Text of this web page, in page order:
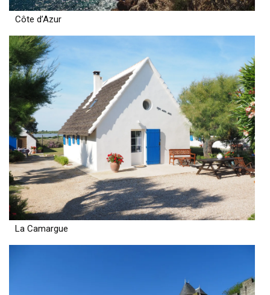
Côte d’Azur
La Camargue